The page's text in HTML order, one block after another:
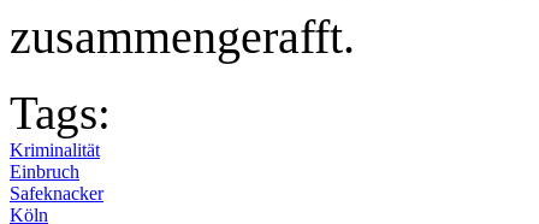
zusammengerafft.
Tags:
Kriminalität
Einbruch
Safeknacker
Köln